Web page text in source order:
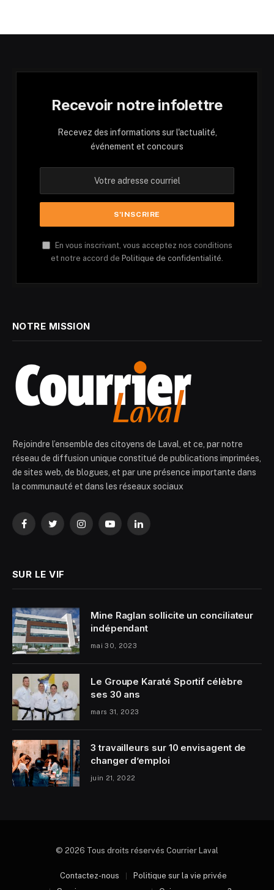
Recevoir notre infolettre
Recevez des informations sur l'actualité,
événement et concours
En vous inscrivant, vous acceptez nos conditions
et notre accord de Politique de confidentialité.
NOTRE MISSION
Rejoindre l’ensemble des citoyens de Laval, et ce, par notre
réseau de diffusion unique constitué de publications imprimées,
de sites web, de blogues, et par une présence importante dans
la communauté et dans les réseaux sociaux
FacebookTwitterInstagramYouTubeLinkedIn
SUR LE VIF
Mine Raglan sollicite un conciliateur
indépendant
mai 30, 2023
Le Groupe Karaté Sportif célèbre
ses 30 ans
mars 31, 2023
3 travailleurs sur 10 envisagent de
changer d’emploi
juin 21, 2022
© 2026 Tous droits réservés Courrier Laval
Contactez-nous
Politique sur la vie privée